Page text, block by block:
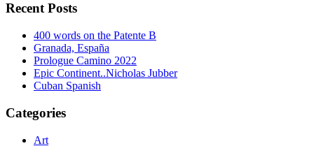
Recent Posts
400 words on the Patente B
Granada, España
Prologue Camino 2022
Epic Continent..Nicholas Jubber
Cuban Spanish
Categories
Art